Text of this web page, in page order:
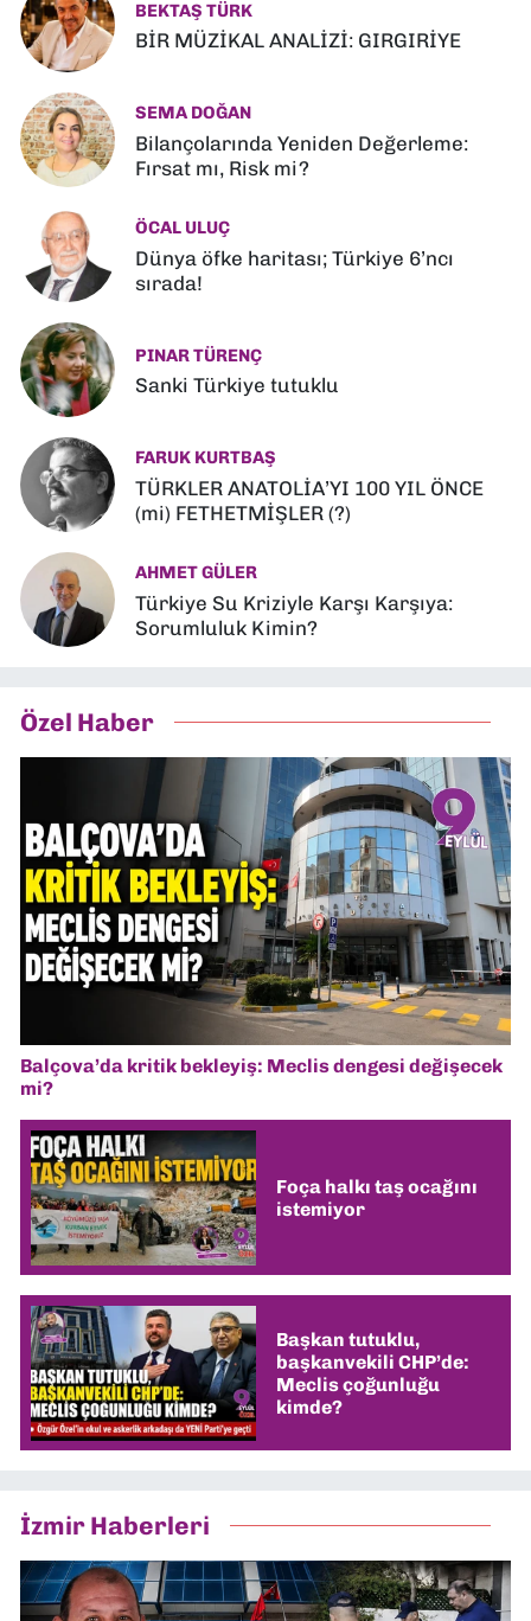
BEKTAŞ TÜRK
BİR MÜZİKAL ANALİZİ: GIRGIRİYE
SEMA DOĞAN
Bilançolarında Yeniden Değerleme:
Fırsat mı, Risk mi?
ÖCAL ULUÇ
Dünya öfke haritası; Türkiye 6’ncı
sırada!
PINAR TÜRENÇ
Sanki Türkiye tutuklu
FARUK KURTBAŞ
TÜRKLER ANATOLİA’YI 100 YIL ÖNCE
(mi) FETHETMİŞLER (?)
AHMET GÜLER
Türkiye Su Kriziyle Karşı Karşıya:
Sorumluluk Kimin?
Özel Haber
Balçova’da kritik bekleyiş: Meclis dengesi değişecek
mi?
Foça halkı taş ocağını
istemiyor
Başkan tutuklu,
başkanvekili CHP’de:
Meclis çoğunluğu
kimde?
İzmir Haberleri